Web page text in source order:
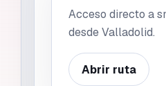
Acceso directo a
desde Valladolid.
Abrir ruta